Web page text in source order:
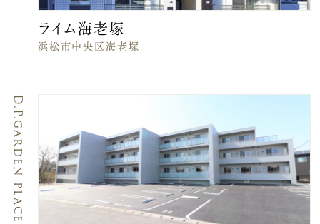
ライム海老塚
浜松市中央区海老塚
D.P.garden place